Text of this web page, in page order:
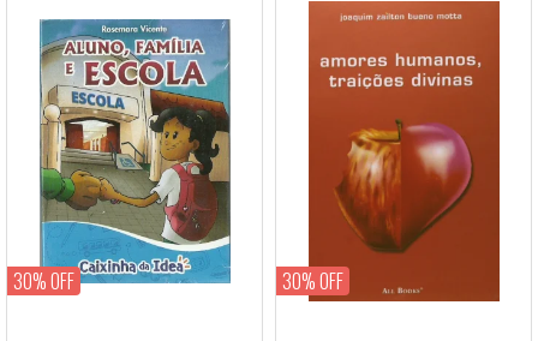
30% OFF 30% OFF